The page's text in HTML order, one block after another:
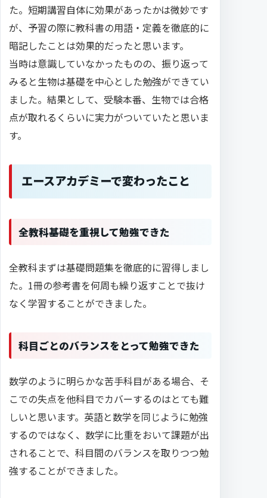
た。短期講習自体に効果があったかは微妙です
が、予習の際に教科書の用語・定義を徹底的に
暗記したことは効果的だったと思います。
当時は意識していなかったものの、振り返って
みると生物は基礎を中心とした勉強ができてい
ました。結果として、受験本番、生物では合格
点が取れるくらいに実力がついていたと思いま
す。
エースアカデミーで変わったこと
全教科基礎を重視して勉強できた
全教科まずは基礎問題集を徹底的に習得しまし
た。1冊の参考書を何周も繰り返すことで抜け
なく学習することができました。
科目ごとのバランスをとって勉強できた
数学のように明らかな苦手科目がある場合、そ
こでの失点を他科目でカバーするのはとても難
しいと思います。英語と数学を同じように勉強
するのではなく、数学に比重をおいて課題が出
されることで、科目間のバランスを取りつつ勉
強することができました。